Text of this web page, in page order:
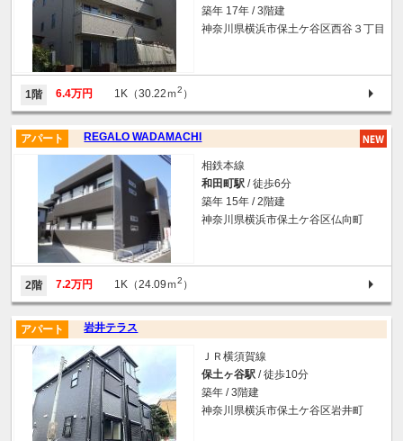
築年 17年 / 3階建
神奈川県横浜市保土ケ谷区西谷３丁目
1階 6.4万円 1K（30.22ｍ2 ）
REGALO WADAMACHI
アパート
相鉄本線
和田町駅 / 徒歩6分
築年 15年 / 2階建
神奈川県横浜市保土ケ谷区仏向町
2階 7.2万円 1K（24.09ｍ2 ）
岩井テラス
アパート
ＪＲ横須賀線
保土ヶ谷駅 / 徒歩10分
築年 / 3階建
神奈川県横浜市保土ケ谷区岩井町